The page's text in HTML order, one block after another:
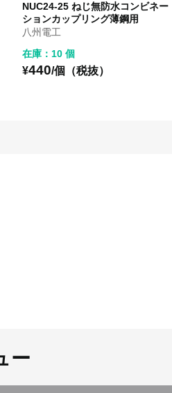
NUC24-25 ねじ無防水コンビネー
ションカップリング薄鋼用
八州電工
在庫：10 個
¥440/個（税抜）
ー